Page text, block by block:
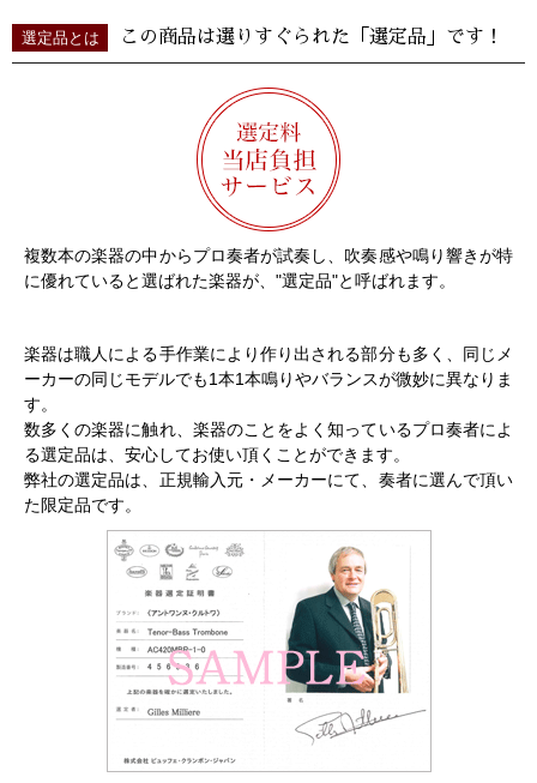
選定品とは この商品は選りすぐられた「選定品」です！
複数本の楽器の中からプロ奏者が試奏し、吹奏感や鳴り響きが特
に優れていると選ばれた楽器が、"選定品"と呼ばれます。
楽器は職人による手作業により作り出される部分も多く、同じメ
ーカーの同じモデルでも1本1本鳴りやバランスが微妙に異なりま
す。
数多くの楽器に触れ、楽器のことをよく知っているプロ奏者によ
る選定品は、安心してお使い頂くことができます。
弊社の選定品は、正規輸入元・メーカーにて、奏者に選んで頂い
た限定品です。